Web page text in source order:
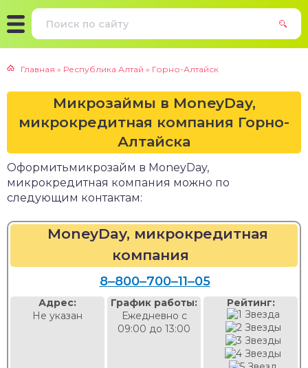
Главная » Республика Алтай » Горно-Алтайск
Микрозаймы в MoneyDay,
микрокредитная компания Горно-
Алтайска
Оформитьмикрозайм в MoneyDay,
микрокредитная компания можно по
следующим контактам:
MoneyDay, микрокредитная
компания
8‒800‒700‒11‒05
Адрес:
Не указан
График работы:
Ежедневно с
09:00 до 13:00
Рейтинг: